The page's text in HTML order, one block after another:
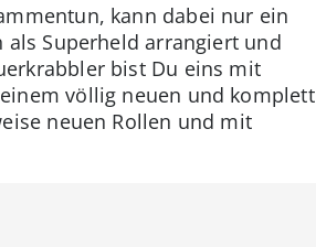
kann dabei nur ein
Superheld arrangiert und
bist Du eins mit
völlig neuen und komplett
neuen Rollen und mit